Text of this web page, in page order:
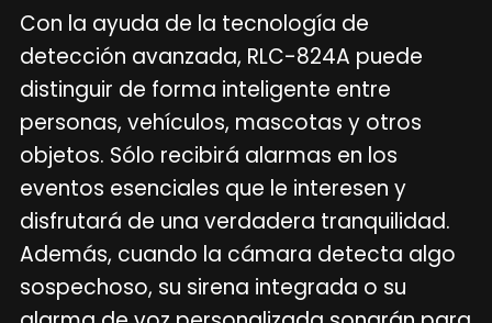
Con la ayuda de la tecnología de
detección avanzada, RLC-824A puede
distinguir de forma inteligente entre
personas, vehículos, mascotas y otros
objetos. Sólo recibirá alarmas en los
eventos esenciales que le interesen y
disfrutará de una verdadera tranquilidad.
Además, cuando la cámara detecta algo
sospechoso, su sirena integrada o su